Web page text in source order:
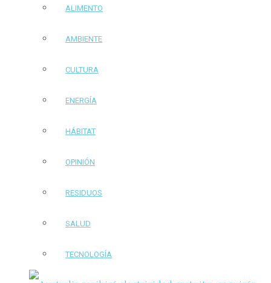
ALIMENTO
AMBIENTE
CULTURA
ENERGÍA
HÁBITAT
OPINIÓN
RESIDUOS
SALUD
TECNOLOGÍA